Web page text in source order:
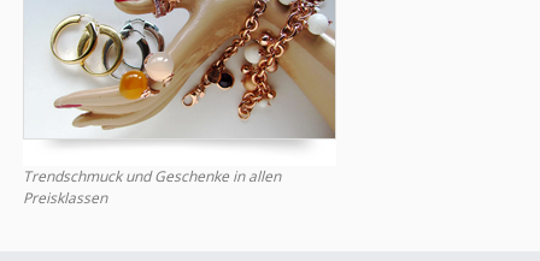
Trendschmuck und Geschenke in allen
Preisklassen